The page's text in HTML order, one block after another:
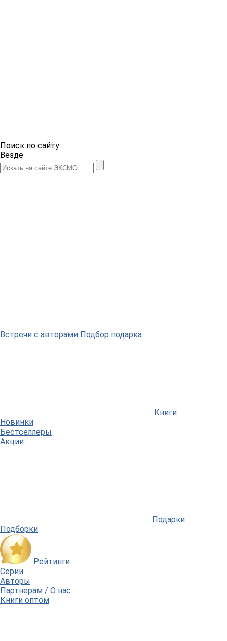
Поиск по сайту
Везде
Встречи с авторами Подбор подарка
Книги
Новинки
Бестселлеры
Акции
Подарки
Подборки
Рейтинги
Серии
Авторы
Партнерам / О нас
Книги оптом